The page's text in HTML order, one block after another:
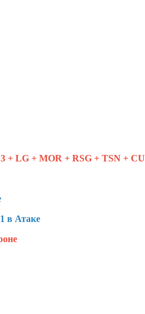
+ LG + MOR + RSG + TSN + CU
в Атаке